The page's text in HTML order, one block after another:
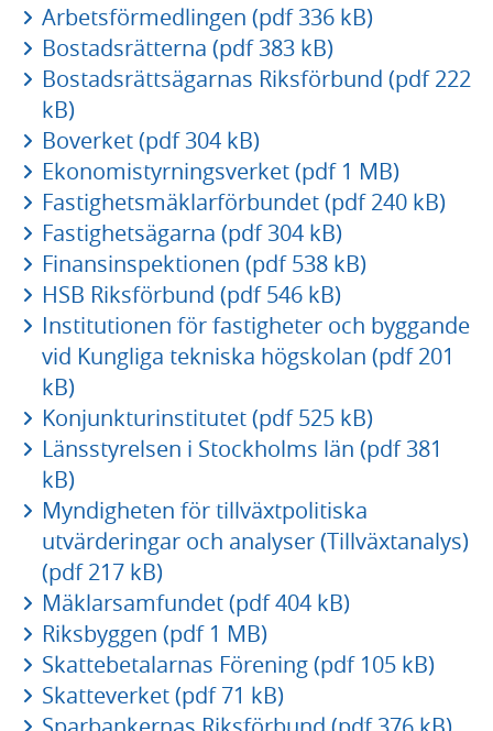
Arbetsförmedlingen (pdf 336 kB)
Bostadsrätterna (pdf 383 kB)
Bostadsrättsägarnas Riksförbund (pdf 222
kB)
Boverket (pdf 304 kB)
Ekonomistyrningsverket (pdf 1 MB)
Fastighetsmäklarförbundet (pdf 240 kB)
Fastighetsägarna (pdf 304 kB)
Finansinspektionen (pdf 538 kB)
HSB Riksförbund (pdf 546 kB)
Institutionen för fastigheter och byggande
vid Kungliga tekniska högskolan (pdf 201
kB)
Konjunkturinstitutet (pdf 525 kB)
Länsstyrelsen i Stockholms län (pdf 381
kB)
Myndigheten för tillväxtpolitiska
utvärderingar och analyser (Tillväxtanalys)
(pdf 217 kB)
Mäklarsamfundet (pdf 404 kB)
Riksbyggen (pdf 1 MB)
Skattebetalarnas Förening (pdf 105 kB)
Skatteverket (pdf 71 kB)